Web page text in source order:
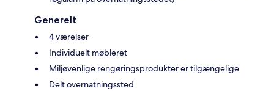
Generelt
4 værelser
Individuelt møbleret
Miljøvenlige rengøringsprodukter er tilgængelige
Delt overnatningssted